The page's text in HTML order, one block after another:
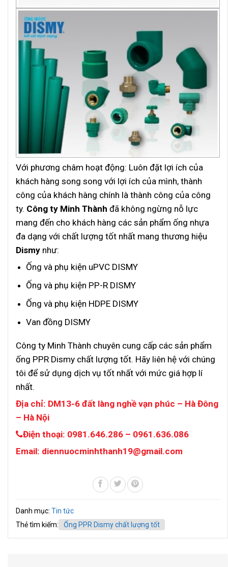
Với phương châm hoạt động: Luôn đặt lợi ích của
khách hàng song song với lợi ích của mình, thành
công của khách hàng chính là thành công của công
ty. Công ty Minh Thành đã không ngừng nỗ lực
mang đến cho khách hàng các sản phẩm ống nhựa
đa dạng với chất lượng tốt nhất mang thương hiệu
Dismy như:
Ống và phụ kiện uPVC DISMY
Ống và phụ kiện PP-R DISMY
Ống và phụ kiện HDPE DISMY
Van đồng DISMY
Công ty Minh Thành chuyên cung cấp các sản phẩm
ống PPR Dismy chất lượng tốt. Hãy liên hệ với chúng
tôi để sử dụng dịch vụ tốt nhất với mức giá hợp lí
nhất.
Địa chỉ: DM13-6 đất làng nghề vạn phúc – Hà Đông
– Hà Nội
Điện thoại: 0981.646.286 – 0961.636.086
Email: diennuocminhthanh19@gmail.com
Danh mục: Tin tức
Thẻ tìm kiếm:
Ống PPR Dismy chất lượng tốt